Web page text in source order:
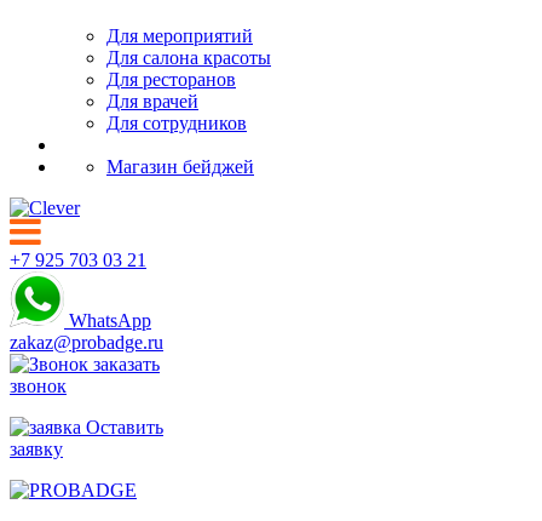
Для мероприятий
Для салона красоты
Для ресторанов
Для врачей
Для сотрудников
Магазин бейджей
+7 925 703 03 21
WhatsApp
zakaz@probadge.ru
заказать
звонок
Оставить
заявку